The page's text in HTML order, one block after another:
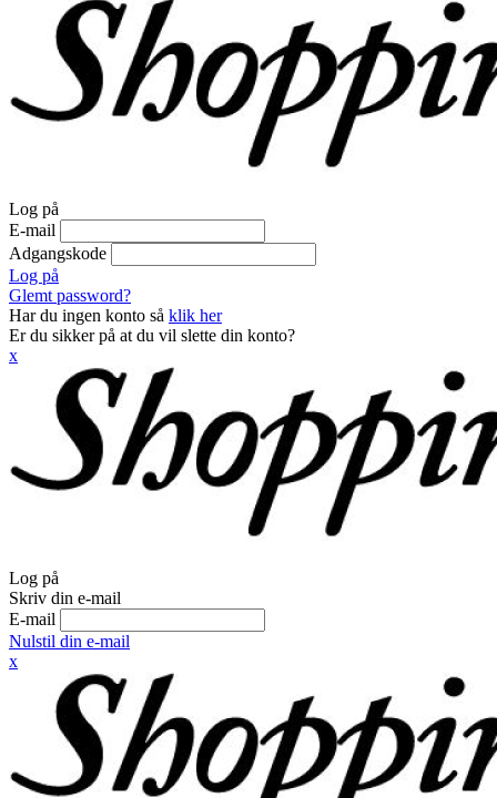
Log på
E-mail
Adgangskode
Log på
Glemt password?
Har du ingen konto så klik her
Er du sikker på at du vil slette din konto?
x
Log på
Skriv din e-mail
E-mail
Nulstil din e-mail
x